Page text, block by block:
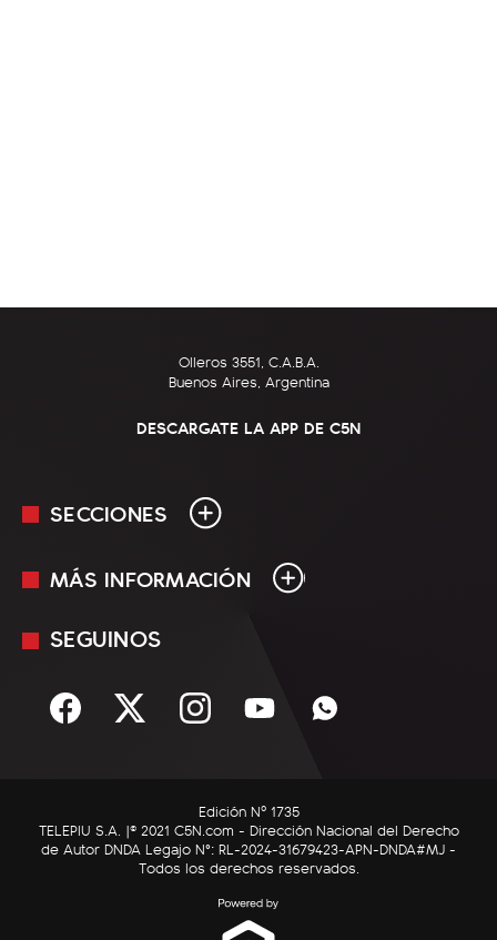
Olleros 3551, C.A.B.A.
Buenos Aires, Argentina
DESCARGATE LA APP DE C5N
SECCIONES
En Vivo
Sociedad
C5N Autos
RatingCero
MÁS INFORMACIÓN
Mediakit
Términos y condiciones
SEGUINOS
Edición Nº 1735
TELEPIU S.A. |© 2021 C5N.com - Dirección Nacional del Derecho
de Autor DNDA Legajo N°: RL-2024-31679423-APN-DNDA#MJ -
Todos los derechos reservados.